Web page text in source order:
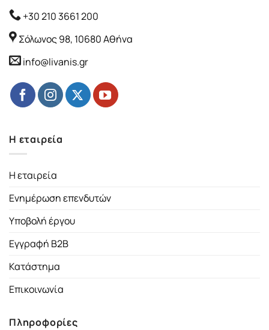
+30 210 3661 200
Σόλωνος 98, 10680 Αθήνα
info@livanis.gr
Η εταιρεία
Η εταιρεία
Ενημέρωση επενδυτών
Υποβολή έργου
Εγγραφή B2B
Κατάστημα
Επικοινωνία
Πληροφορίες